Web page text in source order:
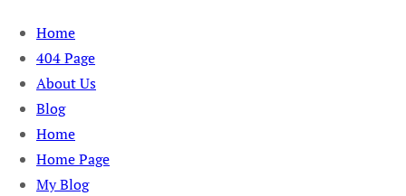
Skip
content
Home
404 Page
About Us
Blog
Home
Home Page
My Blog